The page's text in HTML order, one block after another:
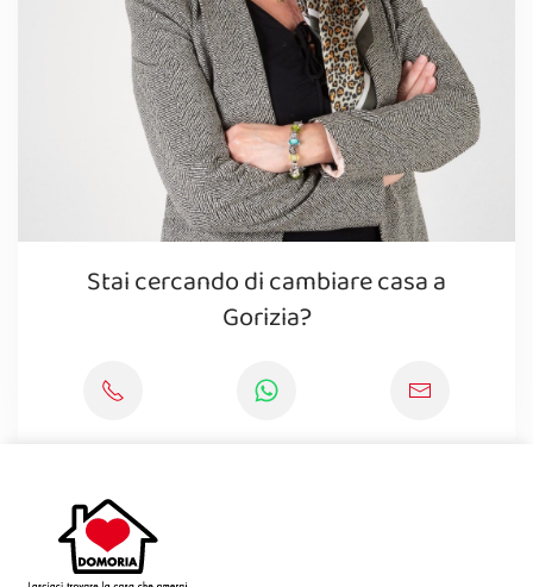
Stai cercando di cambiare casa a
Gorizia?